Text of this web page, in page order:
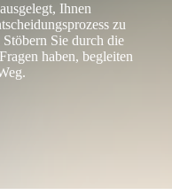
Ihnen
zu
Sie durch die
haben, begleiten